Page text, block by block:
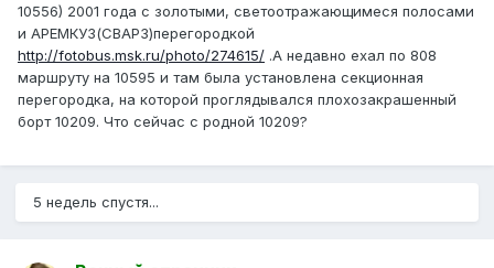
10556) 2001 года с золотыми, светоотражающимеся полосами
и АРЕМКУЗ(СВАРЗ)перегородкой
http://fotobus.msk.ru/photo/274615/ .А недавно ехал по 808
маршруту на 10595 и там была установлена секционная
перегородка, на которой проглядывался плохозакрашенный
борт 10209. Что сейчас с родной 10209?
5 недель спустя...